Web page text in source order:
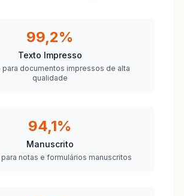
99,2%
Texto Impresso
para documentos impressos de alta
qualidade
94,1%
Manuscrito
notas e formulários manuscritos